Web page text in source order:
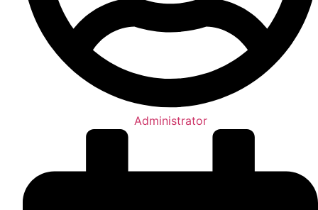
Administrator